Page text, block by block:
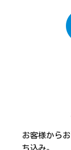
お客様から
ち込み。